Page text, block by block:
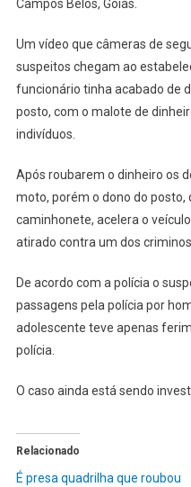
Campos Belos, Goiás.
Um vídeo que câmeras de
suspeitos chegam ao
funcionário tinha acabado de
posto, com o malote de
indivíduos.
Após roubarem o dinheiro os
moto, porém o dono do
caminhonete, acelera o
atirado contra um dos
De acordo com a polícia o
passagens pela polícia por
adolescente teve apenas
polícia.
O caso ainda está sendo
Relacionado
É presa quadrilha que roubou